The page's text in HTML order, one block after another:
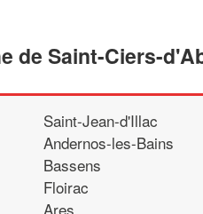
de Saint-Ciers-
Saint-Jean-d'Illac
Andernos-les-Bains
Bassens
Floirac
Ares